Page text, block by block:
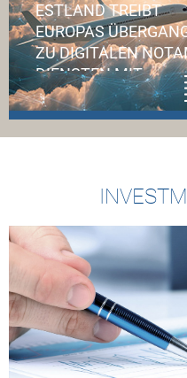
ESTLAND TREIBT
EUROPAS
ZU DIGITALEN
DIENSTEN MIT
FREQUENTIS VORAN
Navigation Services
EANS) hat den
Digital NOTAM
to Airmen) mit der
Frequentis CADAS-
Produktsuite
aufgenommen
Eine der ersten
operativen
Implementierungen